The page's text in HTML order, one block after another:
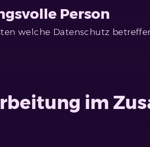
Person
welche Datenschutz
im